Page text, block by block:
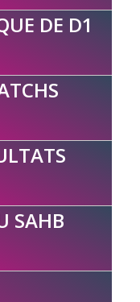
DE D1
SAHB